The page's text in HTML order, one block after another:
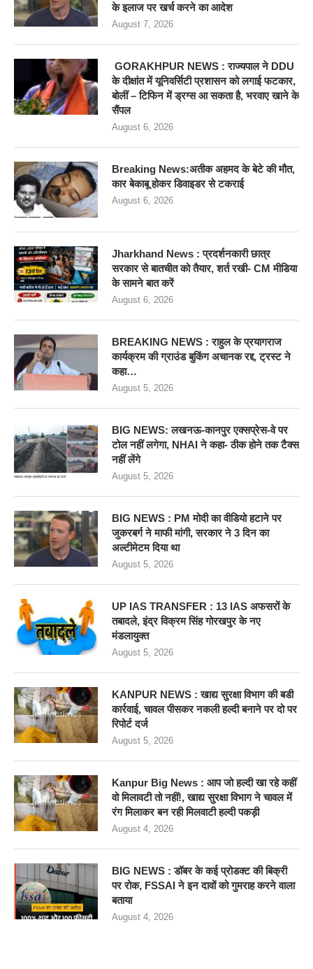
के इलाज पर खर्च करने का आदेश
August 7, 2026
GORAKHPUR NEWS : राज्यपाल ने DDU
के दीक्षांत में यूनिवर्सिटी प्रशासन को लगाई फटकार,
बोलीं – टिफिन में ड्रग्स आ सकता है, भरवाए खाने के
सैंपल
August 6, 2026
Breaking News:अतीक अहमद के बेटे की मौत,
कार बेकाबू होकर डिवाइडर से टकराई
August 6, 2026
Jharkhand News : प्रदर्शनकारी छात्र
सरकार से बातचीत को तैयार, शर्त रखी- CM मीडिया
के सामने बात करें
August 6, 2026
BREAKING NEWS : राहुल के प्रयागराज
कार्यक्रम की ग्राउंड बुकिंग अचानक रद्द, ट्रस्ट ने
कहा…
August 5, 2026
BIG NEWS: लखनऊ-कानपुर एक्सप्रेस-वे पर
टोल नहीं लगेगा, NHAI ने कहा- ठीक होने तक टैक्स
नहीं लेंगे
August 5, 2026
BIG NEWS : PM मोदी का वीडियो हटाने पर
जुकरबर्ग ने माफी मांगी, सरकार ने 3 दिन का
अल्टीमेटम दिया था
August 5, 2026
UP IAS TRANSFER : 13 IAS अफसरों के
तबादले, इंद्र विक्रम सिंह गोरखपुर के नए
मंडलायुक्त
August 5, 2026
KANPUR NEWS : खाद्य सुरक्षा विभाग की बडी
कार्रवाई, चावल पीसकर नकली हल्दी बनाने पर दो पर
रिपोर्ट दर्ज
August 5, 2026
Kanpur Big News : आप जो हल्दी खा रहे कहीं
वो मिलावटी तो नहीं!, खाद्य सुरक्षा विभाग ने चावल में
रंग मिलाकर बन रही मिलवाटी हल्दी पकड़ी
August 4, 2026
BIG NEWS : डॉबर के कई प्रोडक्ट की बिक्री
पर रोक, FSSAI ने इन दावों को गुमराह करने वाला
बताया
August 4, 2026